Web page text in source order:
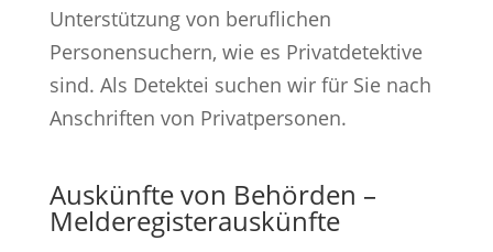
Unterstützung von beruflichen
Personensuchern, wie es Privatdetektive
sind. Als Detektei suchen wir für Sie nach
Anschriften von Privatpersonen.
Auskünfte von Behörden –
Melderegisterauskünfte